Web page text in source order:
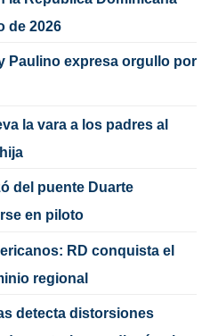
de 2026
Paulino expresa orgullo por
la vara a los padres al
del puente Duarte
en piloto
RD conquista el
regional
detecta distorsiones